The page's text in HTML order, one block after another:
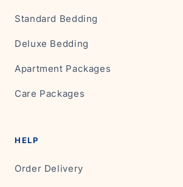
Standard Bedding
Deluxe Bedding
Apartment Packages
Care Packages
HELP
Order Delivery